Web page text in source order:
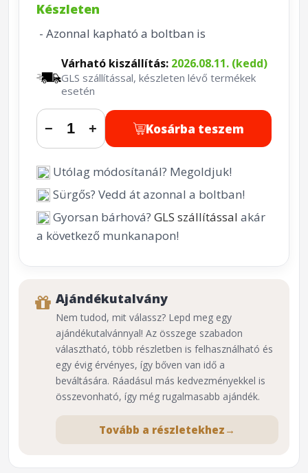
Készleten
- Azonnal kapható a boltban is
Várható kiszállítás: 2026.08.11. (kedd)
GLS szállítással, készleten lévő termékek
esetén
− + Kosárba teszem
Utólag módosítanál? Megoldjuk!
Sürgős? Vedd át azonnal a boltban!
Gyorsan bárhová? GLS szállítással akár
a következő munkanapon!
Ajándékutalvány
Nem tudod, mit válassz? Lepd meg egy
ajándékutalvánnyal! Az összege szabadon
választható, több részletben is felhasználható és
egy évig érvényes, így bőven van idő a
beváltására. Ráadásul más kedvezményekkel is
összevonható, így még rugalmasabb ajándék.
Tovább a részletekhez →